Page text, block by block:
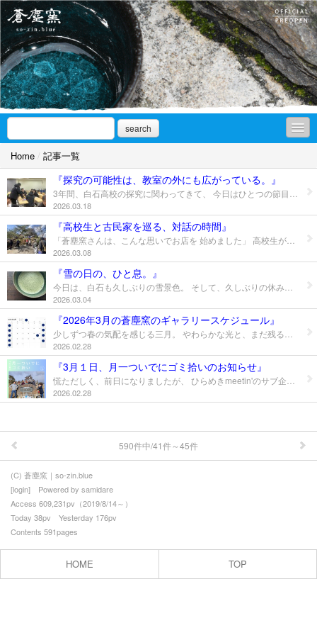
search
お知らせ
アオを求めて
ギャラリーnote
作品集
ギャラリーアクセス/SNS
取扱店
プロフィール
お問合せ
Home / 記事一覧
『探究の可能性は、教室の外にも広がっている。』
2026.03.18
『高校生と古民家を巡る、対話の時間』
2026.03.08
『雪の日の、ひと息。』
2026.03.04
『2026年3月の蒼塵窯のギャラリースケジュール』
2026.02.28
『3月１日、月一ついでにゴミ拾いのお知らせ』
2026.02.28
590件中/41件～45件
(C) 蒼塵窯｜so-zin.blue
[login] Powered by samidare
Access 609,231pv（2019/8/14～）
Today 38pv Yesterday 176pv
Contents 591pages
HOME TOP